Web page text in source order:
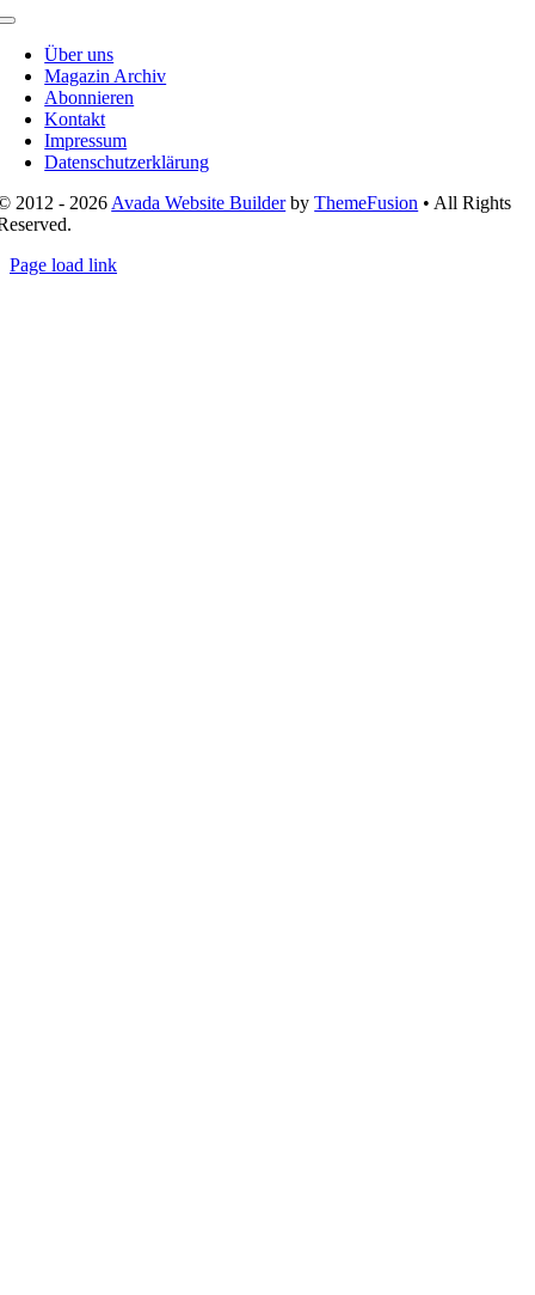
Toggle
NavigationÜber uns
Magazin Archiv
Abonnieren
Kontakt
Impressum
Datenschutzerklärung
2012 - 2026 Avada Website BuilderbyThemeFusion • All Rights
Page load link